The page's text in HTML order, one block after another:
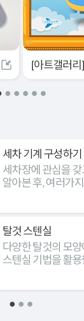
세차 기계 구성하기
세차장에 관심을
알아본 후, 여러가
탈것 스텐실
다양한 탈것의 모
스텐실 기법을 활